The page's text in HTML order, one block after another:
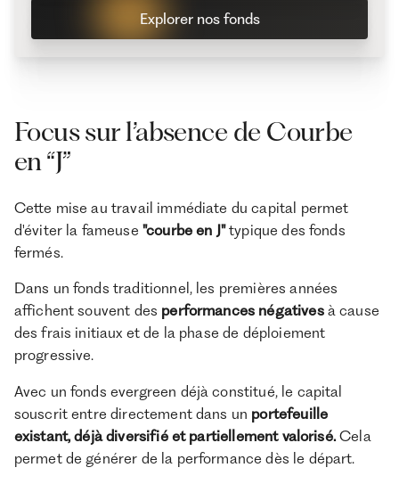
Explorer nos fonds
Focus sur l’absence de Courbe
en “J”
Cette mise au travail immédiate du capital permet
d'éviter la fameuse "courbe en J"typique des fonds
fermés.
Dans un fonds traditionnel, les premières années
affichent souvent des performances négativesà cause
des frais initiaux et de la phase de déploiement
progressive.
Avec un fonds evergreen déjà constitué, le capital
souscrit entre directement dans un portefeuille
existant, déjà diversifié et partiellement valorisé.Cela
permet de générer de la performance dès le départ.